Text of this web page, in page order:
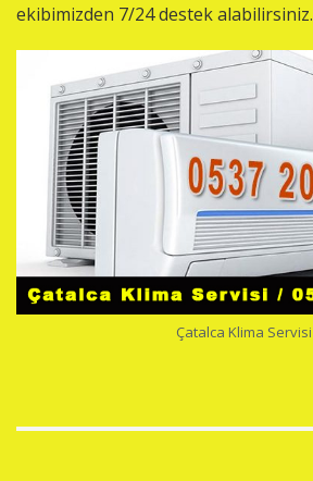
ekibimizden 7/24 destek alabilirsiniz.
Çatalca Klima Servisi